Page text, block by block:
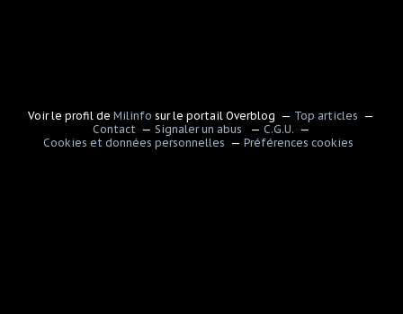
Voir le profil deMilinfo sur le portail Overblog
Top articles
Contact
Signaler un abus
C.G.U.
Cookies et données personnelles
Préférences cookies